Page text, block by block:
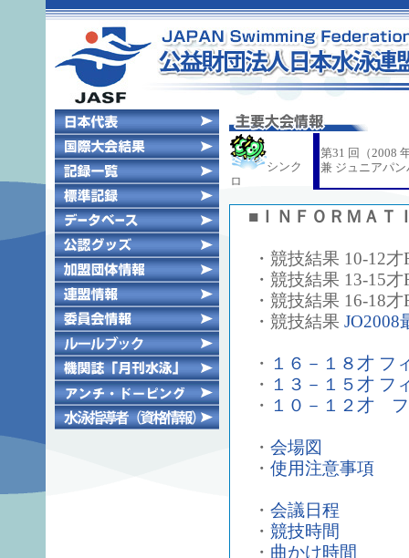
シンク
ロ
第31 回（2008
兼 ジュニアパ
■ＩＮＦＯＲＭＡＴ
・競技結果 10-12才
・競技結果 13-15才
・競技結果 16-18才
・競技結果 JO2008
・ １６－１８才 フ
・ １３－１５才 フ
・ １０－１２才
・ 会場図
・ 使用注意事項
・ 会議日程
・ 競技時間
・ 曲かけ時間